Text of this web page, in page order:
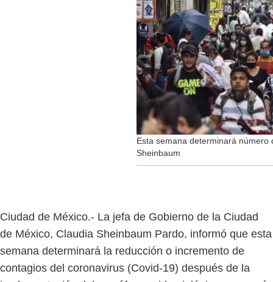
Esta semana determinará número
Sheinbaum
Ciudad de México.- La jefa de Gobierno de la Ciudad
de México, Claudia Sheinbaum Pardo, informó que esta
semana determinará la reducción o incremento de
contagios del coronavirus (Covid-19) después de la